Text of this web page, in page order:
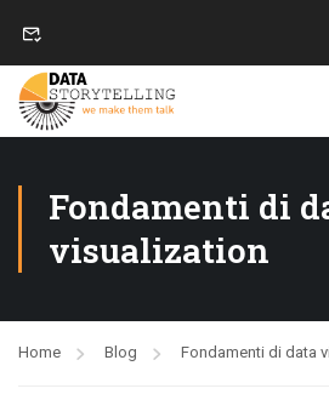
Fondamenti di
visualization
Home Blog Fondamenti di data